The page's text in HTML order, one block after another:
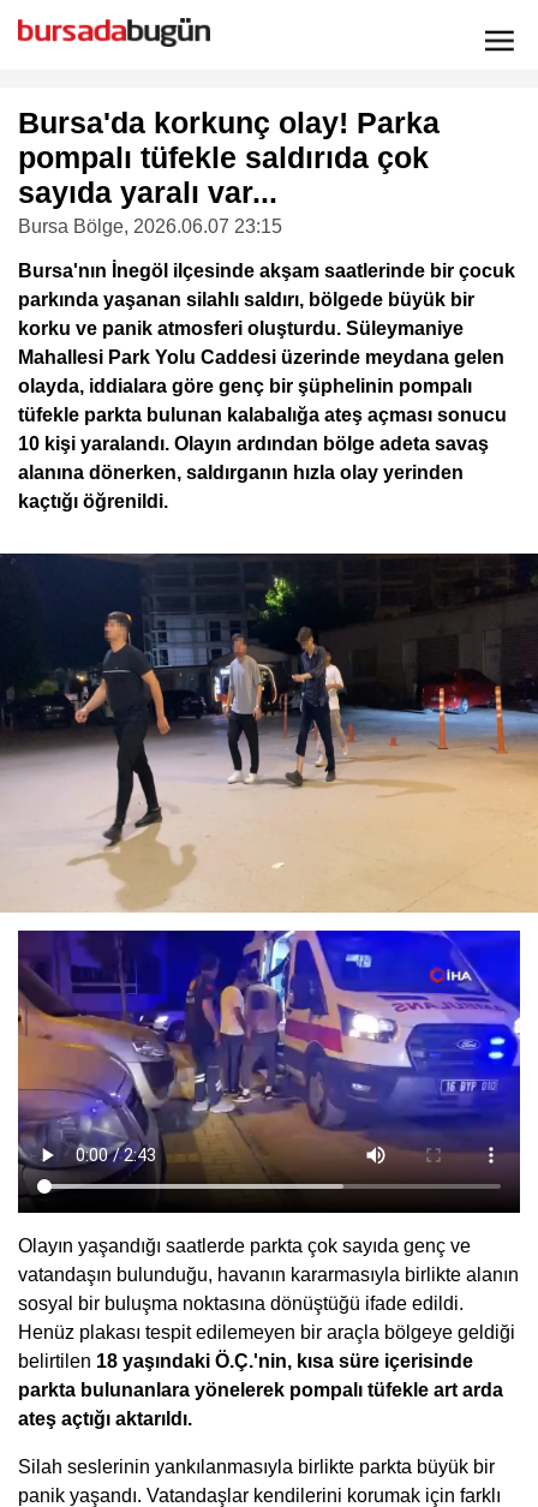
Bursa'da korkunç olay! Parka
pompalı tüfekle saldırıda çok
sayıda yaralı var...
Bursa Bölge, 2026.06.07 23:15
Bursa'nın İnegöl ilçesinde akşam saatlerinde bir çocuk
parkında yaşanan silahlı saldırı, bölgede büyük bir
korku ve panik atmosferi oluşturdu. Süleymaniye
Mahallesi Park Yolu Caddesi üzerinde meydana gelen
olayda, iddialara göre genç bir şüphelinin pompalı
tüfekle parkta bulunan kalabalığa ateş açması sonucu
10 kişi yaralandı. Olayın ardından bölge adeta savaş
alanına dönerken, saldırganın hızla olay yerinden
kaçtığı öğrenildi.
Olayın yaşandığı saatlerde parkta çok sayıda genç ve
vatandaşın bulunduğu, havanın kararmasıyla birlikte alanın
sosyal bir buluşma noktasına dönüştüğü ifade edildi.
Henüz plakası tespit edilemeyen bir araçla bölgeye geldiği
belirtilen 18 yaşındaki Ö.Ç.'nin, kısa süre içerisinde
parkta bulunanlara yönelerek pompalı tüfekle art arda
ateş açtığı aktarıldı.
Silah seslerinin yankılanmasıyla birlikte parkta büyük bir
panik yaşandı. Vatandaşlar kendilerini korumak için farklı